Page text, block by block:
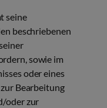
seine
beschriebenen
sowie im
oder eines
Bearbeitung
oder zur